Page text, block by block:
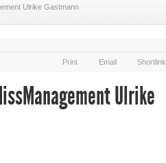
Ulrike Gastmann
Print Email Shortlink
Ulrike